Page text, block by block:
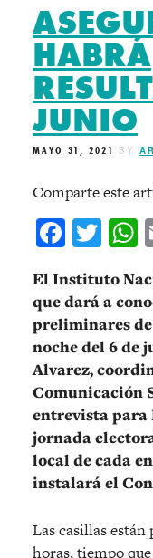
HABRÁ
JUNIO
MAYO 31, 2021 BY
Comparte este
El Instituto
que dará a
preliminares
noche del 6 de
Alvarez,
Comunicación
entrevista para
jornada
local de cada
instalará el
Las casillas están
horas, tiempo